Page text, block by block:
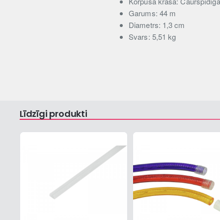
Garums: 44 m
Diametrs: 1,3 cm
Svars: 5,51 kg
Līdzīgi produkti